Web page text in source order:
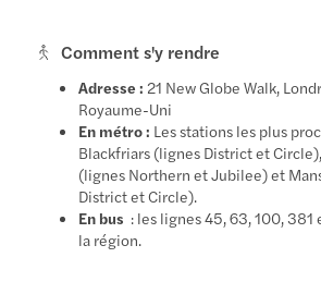
Comment s'y rendre
Adresse : 21 New Globe Walk,
Royaume-Uni
En métro : Les stations les plus
Blackfriars (lignes District et
(lignes Northern et Jubilee) et
District et Circle).
En bus : les lignes 45, 63, 100, 381
la région.